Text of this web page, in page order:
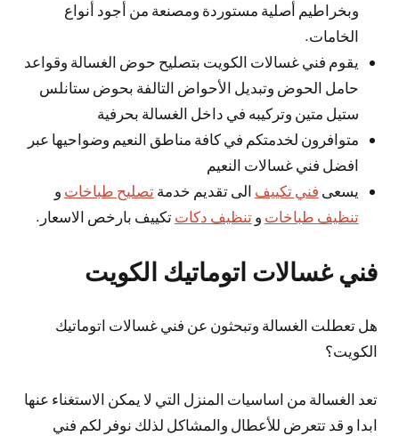
وبخراطيم أصلية مستوردة ومصنعة من أجود أنواع
الخامات.
يقوم فني غسالات الكويت بتصليح حوض الغسالة وقواعد
حامل الحوض وتبديل الأحواض التالفة بحوض ستانلس
ستيل متين وتركيبه في داخل الغسالة بحرفية
متوافرون لخدمتكم في كافة مناطق النعيم وضواحيها عبر
افضل فني غسالات النعيم
يسعى فني تكييف الى تقديم خدمةتصليح طباخات و
تنظيف طباخات وتنظيف دكات تكييف بارخص الاسعار.
فني غسالات اتوماتيك الكويت
هل تعطلت الغسالة وتبحثون عن فني غسالات اتوماتيك
الكويت؟
تعد الغسالة من اساسيات المنزل التي لا يمكن الاستغناء عنها
ابدا و قد تتعرض للأعطال والمشاكل لذلك نوفر لكم فني